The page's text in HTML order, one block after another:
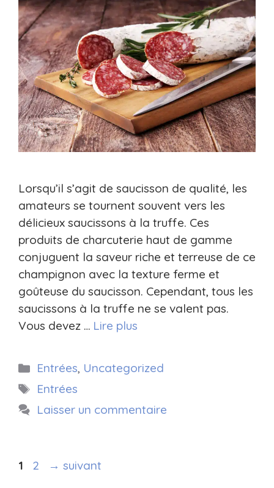
Lorsqu’il s’agit de saucisson de qualité, les
amateurs se tournent souvent vers les
délicieux saucissons à la truffe. Ces
produits de charcuterie haut de gamme
conjuguent la saveur riche et terreuse de ce
champignon avec la texture ferme et
goûteuse du saucisson. Cependant, tous les
saucissons à la truffe ne se valent pas.
Vous devez … Lire plus
Catégories
Entrées, Uncategorized
Étiquettes
Entrées
Laisser un commentaire
Page
1 Page
2 → suivant